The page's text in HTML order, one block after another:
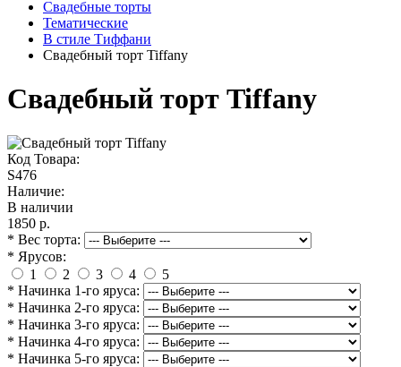
Свадебные торты
Тематические
В стиле Тиффани
Свадебный торт Tiffany
Свадебный торт Tiffany
Код Товара:
S476
Наличие:
В наличии
1850 р.
* Вес торта:
* Ярусов:
1
2 3 4
5
* Начинка 1-го яруса:
* Начинка 2-го яруса:
* Начинка 3-го яруса:
* Начинка 4-го яруса:
* Начинка 5-го яруса: